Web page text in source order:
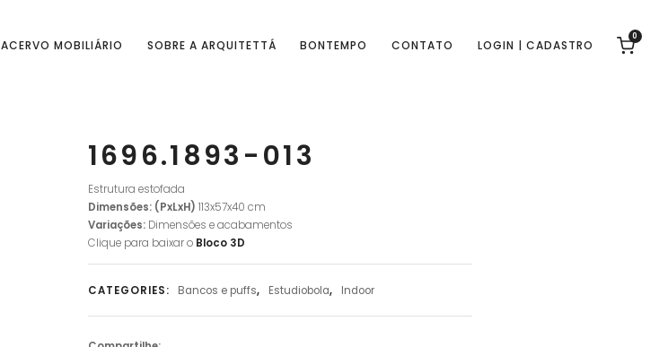
ACERVO MOBILIÁRIO SOBRE A ARQUITETTÁ BONTEMPO CONTATO LOGIN | CADASTRO
0
1696.1893-013
Estrutura estofada
Dimensões: (PxLxH) 113x57x40 cm
Variações: Dimensões e acabamentos
Clique para baixar o Bloco 3D
CATEGORIES: Bancos e puffs, Estudiobola, Indoor